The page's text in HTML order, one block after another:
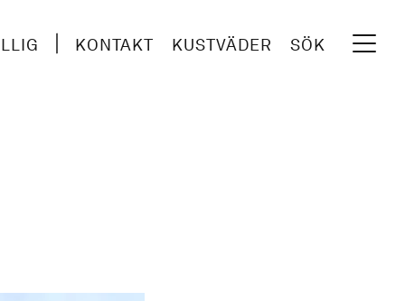
KONTAKT KUSTVÄDER SÖK